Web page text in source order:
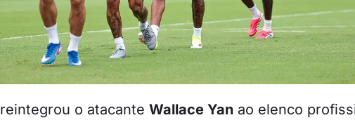
reintegrou o atacante Wallace Yan ao elenco